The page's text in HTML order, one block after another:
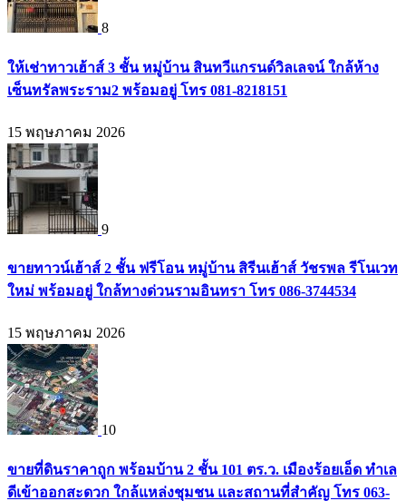
8
ให้เช่าทาวเฮ้าส์ 3 ชั้น หมู่บ้าน สินทวีแกรนด์วิลเลจน์ ใกล้ห้าง
เซ็นทรัลพระราม2 พร้อมอยู่ โทร 081-8218151
15 พฤษภาคม 2026
9
ขายทาวน์เฮ้าส์ 2 ชั้น ฟรีโอน หมู่บ้าน สิรีนเฮ้าส์ วัชรพล รีโนเวท
ใหม่ พร้อมอยู่ ใกล้ทางด่วนรามอินทรา โทร 086-3744534
15 พฤษภาคม 2026
10
ขายที่ดินราคาถูก พร้อมบ้าน 2 ชั้น 101 ตร.ว. เมืองร้อยเอ็ด ทำเล
ดีเข้าออกสะดวก ใกล้แหล่งชุมชน และสถานที่สำคัญ โทร 063-